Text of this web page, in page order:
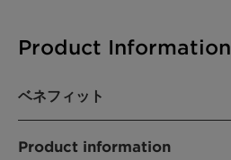
Product Information
ベネフィット
61%
Product information